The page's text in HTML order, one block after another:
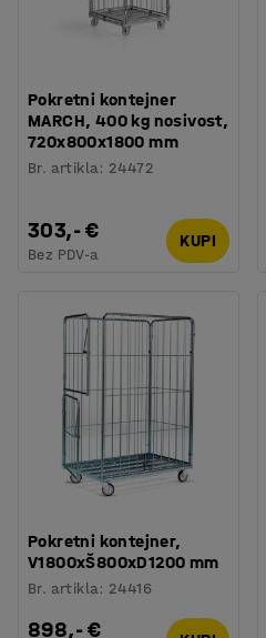
Pokretni kontejner
MARCH, 400 kg nosivost,
720x800x1800 mm
Br. artikla: 24472
303,- €
Bez PDV-a
KUPI
Pokretni kontejner,
V1800xŠ800xD1200 mm
Br. artikla: 24416
898,- €